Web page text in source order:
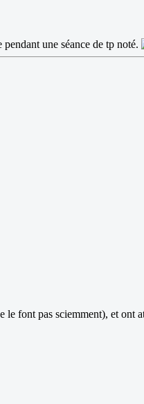
une séance de tp noté.
font pas sciemment), et